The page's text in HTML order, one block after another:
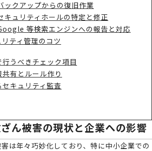
ックアップからの復旧作業
キュリティホールの特定と修正
等検索エンジンへの報告と対応
ティ管理のコツ
うべきチェック項目
有とルール作り
キュリティ監査
ん被害の現状と企業への影響
は年々巧妙化しており、特に中小企業での